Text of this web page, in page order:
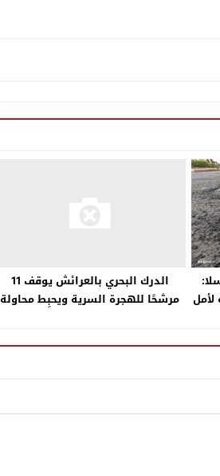
لأمل
الدرك البحري بالعرائش يوقف 11
مرشحًا للهجرة السرية ويحبِط محاولة